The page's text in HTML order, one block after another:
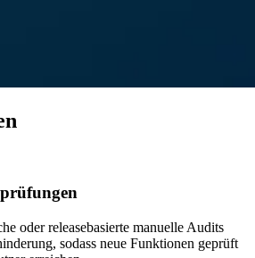
oder releasebasierte manuelle Audits
sodass neue Funktionen geprüft